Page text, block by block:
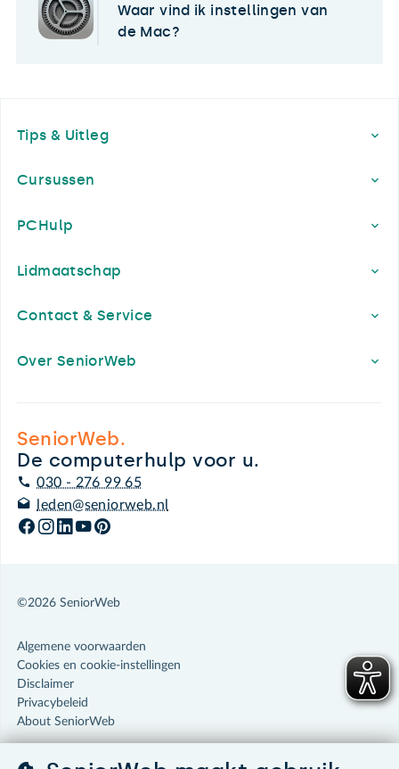
Waar vind ik instellingen van
de Mac?
Tips & Uitleg
Cursussen
PCHulp
Lidmaatschap
Contact & Service
Over SeniorWeb
SeniorWeb.
De computerhulp voor u.
030 - 276 99 65
leden@seniorweb.nl
©2026 SeniorWeb
Algemene voorwaarden
Cookies en cookie-instellingen
Disclaimer
Privacybeleid
About SeniorWeb